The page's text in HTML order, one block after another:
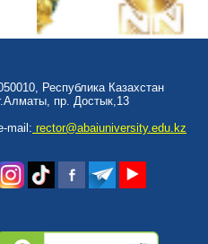
Республика Казахстан
пр. Достык,13
mail: rector@abaiuniversity.edu.kz